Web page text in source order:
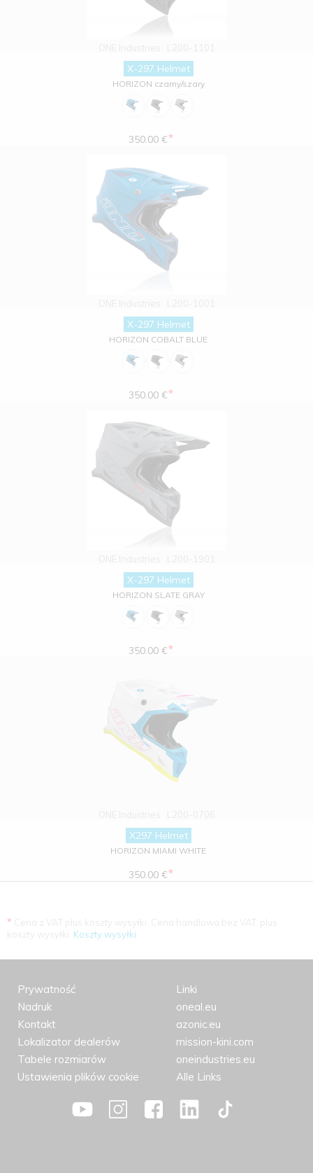
X-297 Helmet
HORIZON czarny/szary
350.00 €*
X-297 Helmet
HORIZON COBALT BLUE
350.00 €*
X-297 Helmet
HORIZON SLATE GRAY
350.00 €*
X297 Helmet
HORIZON MIAMI WHITE
350.00 €*
*
Koszty wysyłki
Prywatność
Nadruk
Kontakt
Lokalizator dealerów
Tabele rozmiarów
Ustawienia plików cookie
Linki
oneal.eu
azonic.eu
mission-kini.com
oneindustries.eu
Alle Links